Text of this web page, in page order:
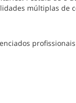
múltiplas de